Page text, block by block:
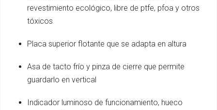
revestimiento ecológico, libre de ptfe, pfoa y otros
tóxicos
Placa superior flotante que se adapta en altura
Asa de tacto frío y pinza de cierre que permite
guardarlo en vertical
Indicador luminoso de funcionamiento, hueco